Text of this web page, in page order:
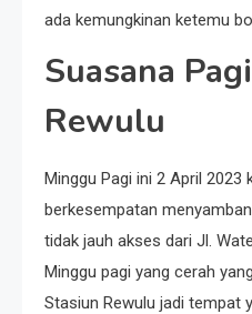
ada kemungkinan ketemu
Suasana
Rewulu
Minggu Pagi ini 2 April 2023
berkesempatan
tidak jauh akses dari Jl.
Minggu pagi yang cerah
Stasiun Rewulu jadi tempat